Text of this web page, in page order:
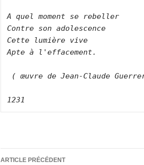
A quel moment se rebeller
Contre son adolescence
Cette lumière vive
Apte à l'effacement.
Navigation
ARTICLE PRÉCÉDENT